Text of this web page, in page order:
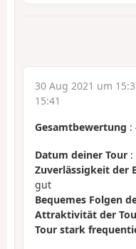
30 Aug 2021 um
15:41
Gesamtbewertung :
Datum deiner Tour :
Zuverlässigkeit der
gut
Bequemes Folgen
Attraktivität der
Tour stark